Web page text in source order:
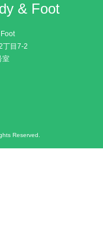
& Foot
丁目7-2
室
Reserved.